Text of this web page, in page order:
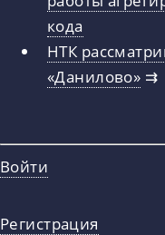
кода
НТК
«Данилово» ⇉
Войти
Регистрация